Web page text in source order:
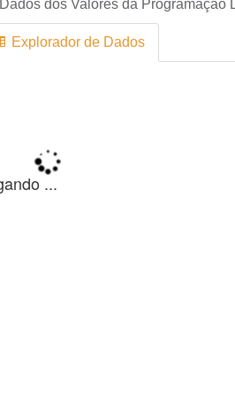
Dados dos Valores da Programação
Explorador de Dados